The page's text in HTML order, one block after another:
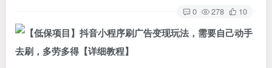
0 278 10